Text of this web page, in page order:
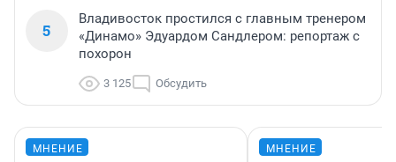
5
Владивосток простился с главным тренером
«Динамо» Эдуардом Сандлером: репортаж с
похорон
3 125 Обсудить
МНЕНИЕ МНЕНИЕ